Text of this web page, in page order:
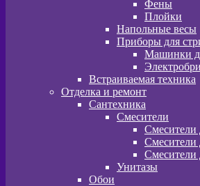
Фены
Плойки
Напольные весы
Приборы для
Машинки
Встраиваемая техника
Отделка и ремонт
Сантехника
Смесители
Смесители
Смесители
Смесители
Унитазы
Обои